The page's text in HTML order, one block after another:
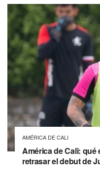
AMÉRICA DE CALI
América de Cali: qué
retrasar el debut de